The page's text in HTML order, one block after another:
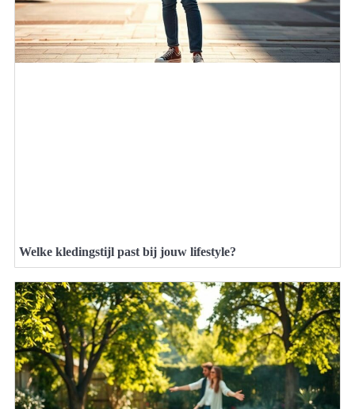
Welke kledingstijl past bij jouw lifestyle?